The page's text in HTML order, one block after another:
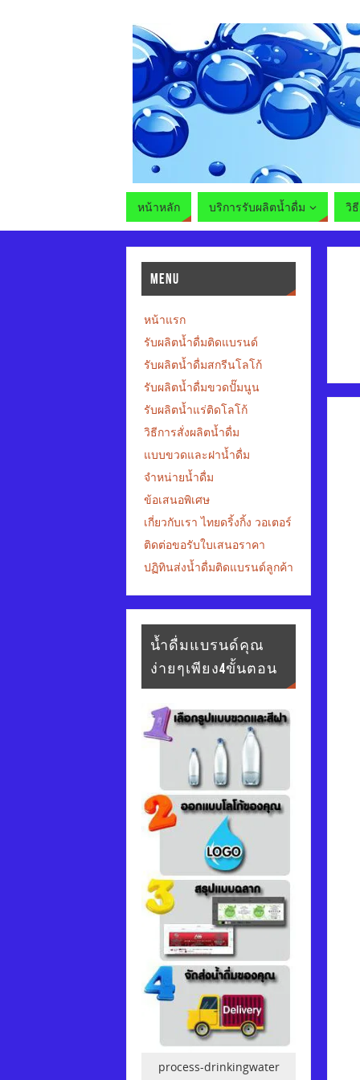
หน้าหลัก บริการรับผลิตน้ำดื่ม วิ
MENU
หน้าแรก
รับผลิตน้ำดื่มติดแบรนด์
รับผลิตน้ำดื่มสกรีนโลโก้
รับผลิตน้ำดื่มขวดปั๊มนูน
รับผลิตน้ำแร่ติดโลโก้
วิธีการสั่งผลิตน้ำดื่ม
แบบขวดและฝาน้ำดื่ม
จำหน่ายน้ำดื่ม
ข้อเสนอพิเศษ
เกี่ยวกับเรา ไทยดริ้งกิ้ง วอเตอร์
ติดต่อขอรับใบเสนอราคา
ปฏิทินส่งน้ำดื่มติดแบรนด์ลูกค้า
น้ำดื่มแบรนด์คุณ
ง่ายๆเพียง4ขั้นตอน
process-drinkingwater